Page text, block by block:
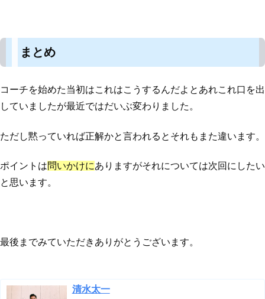
まとめ
コーチを始めた当初はこれはこうするんだよとあれこれ口を出
していましたが最近ではだいぶ変わりました。
ただし黙っていれば正解かと言われるとそれもまた違います。
ポイントは問いかけにありますがそれについては次回にしたい
と思います。
最後までみていただきありがとうございます。
清水太一